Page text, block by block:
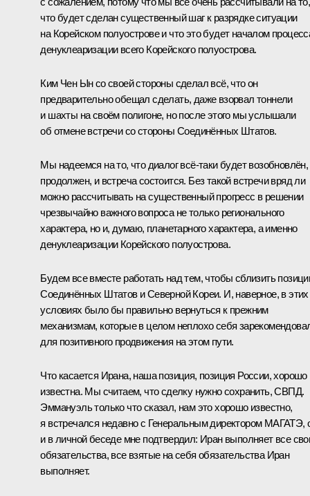
что будет сделан существенный шаг к разрядке ситуации
на Корейском полуострове и что это будет началом
денуклеаризации всего Корейского полуострова.
Ким Чен Ын со своей стороны сделал всё, что он
предварительно обещал сделать, даже взорвал тоннели
и шахты на своём полигоне, но после этого мы услышали
об отмене встречи со стороны Соединённых Штатов.
Мы надеемся на то, что диалог всё‑таки будет возобновлён,
продолжен, и встреча состоится. Без такой встречи вряд ли
можно рассчитывать на существенный прогресс в решении
чрезвычайно важного вопроса не только регионального
характера, но и, думаю, планетарного характера, а именно
денуклеаризации Корейского полуострова.
Будем все вместе работать над тем, чтобы сблизить
Соединённых Штатов и Северной Кореи. И, наверное, в этих
условиях было бы правильно вернуться к прежним
механизмам, которые в целом неплохо себя
для позитивного продвижения на этом пути.
Что касается Ирана, наша позиция, позиция России, хорошо
известна. Мы считаем, что сделку нужно сохранить, СВПД.
Эммануэль только что сказал, нам это хорошо известно,
я встречался недавно с Генеральным директором МАГАТЭ,
и в личной беседе мне подтвердил: Иран выполняет все
обязательства, все взятые на себя обязательства Иран
выполняет.